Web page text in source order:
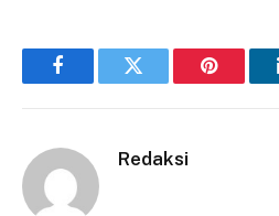
FacebookTwitter Pinterest
Redaksi